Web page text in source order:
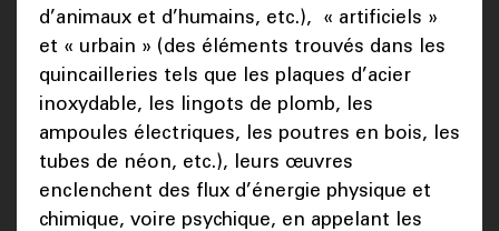
d’animaux et d’humains, etc.), « artificiels »
et « urbain » (des éléments trouvés dans les
quincailleries tels que les plaques d’acier
inoxydable, les lingots de plomb, les
ampoules électriques, les poutres en bois, les
tubes de néon, etc.), leurs œuvres
enclenchent des flux d’énergie physique et
chimique, voire psychique, en appelant les